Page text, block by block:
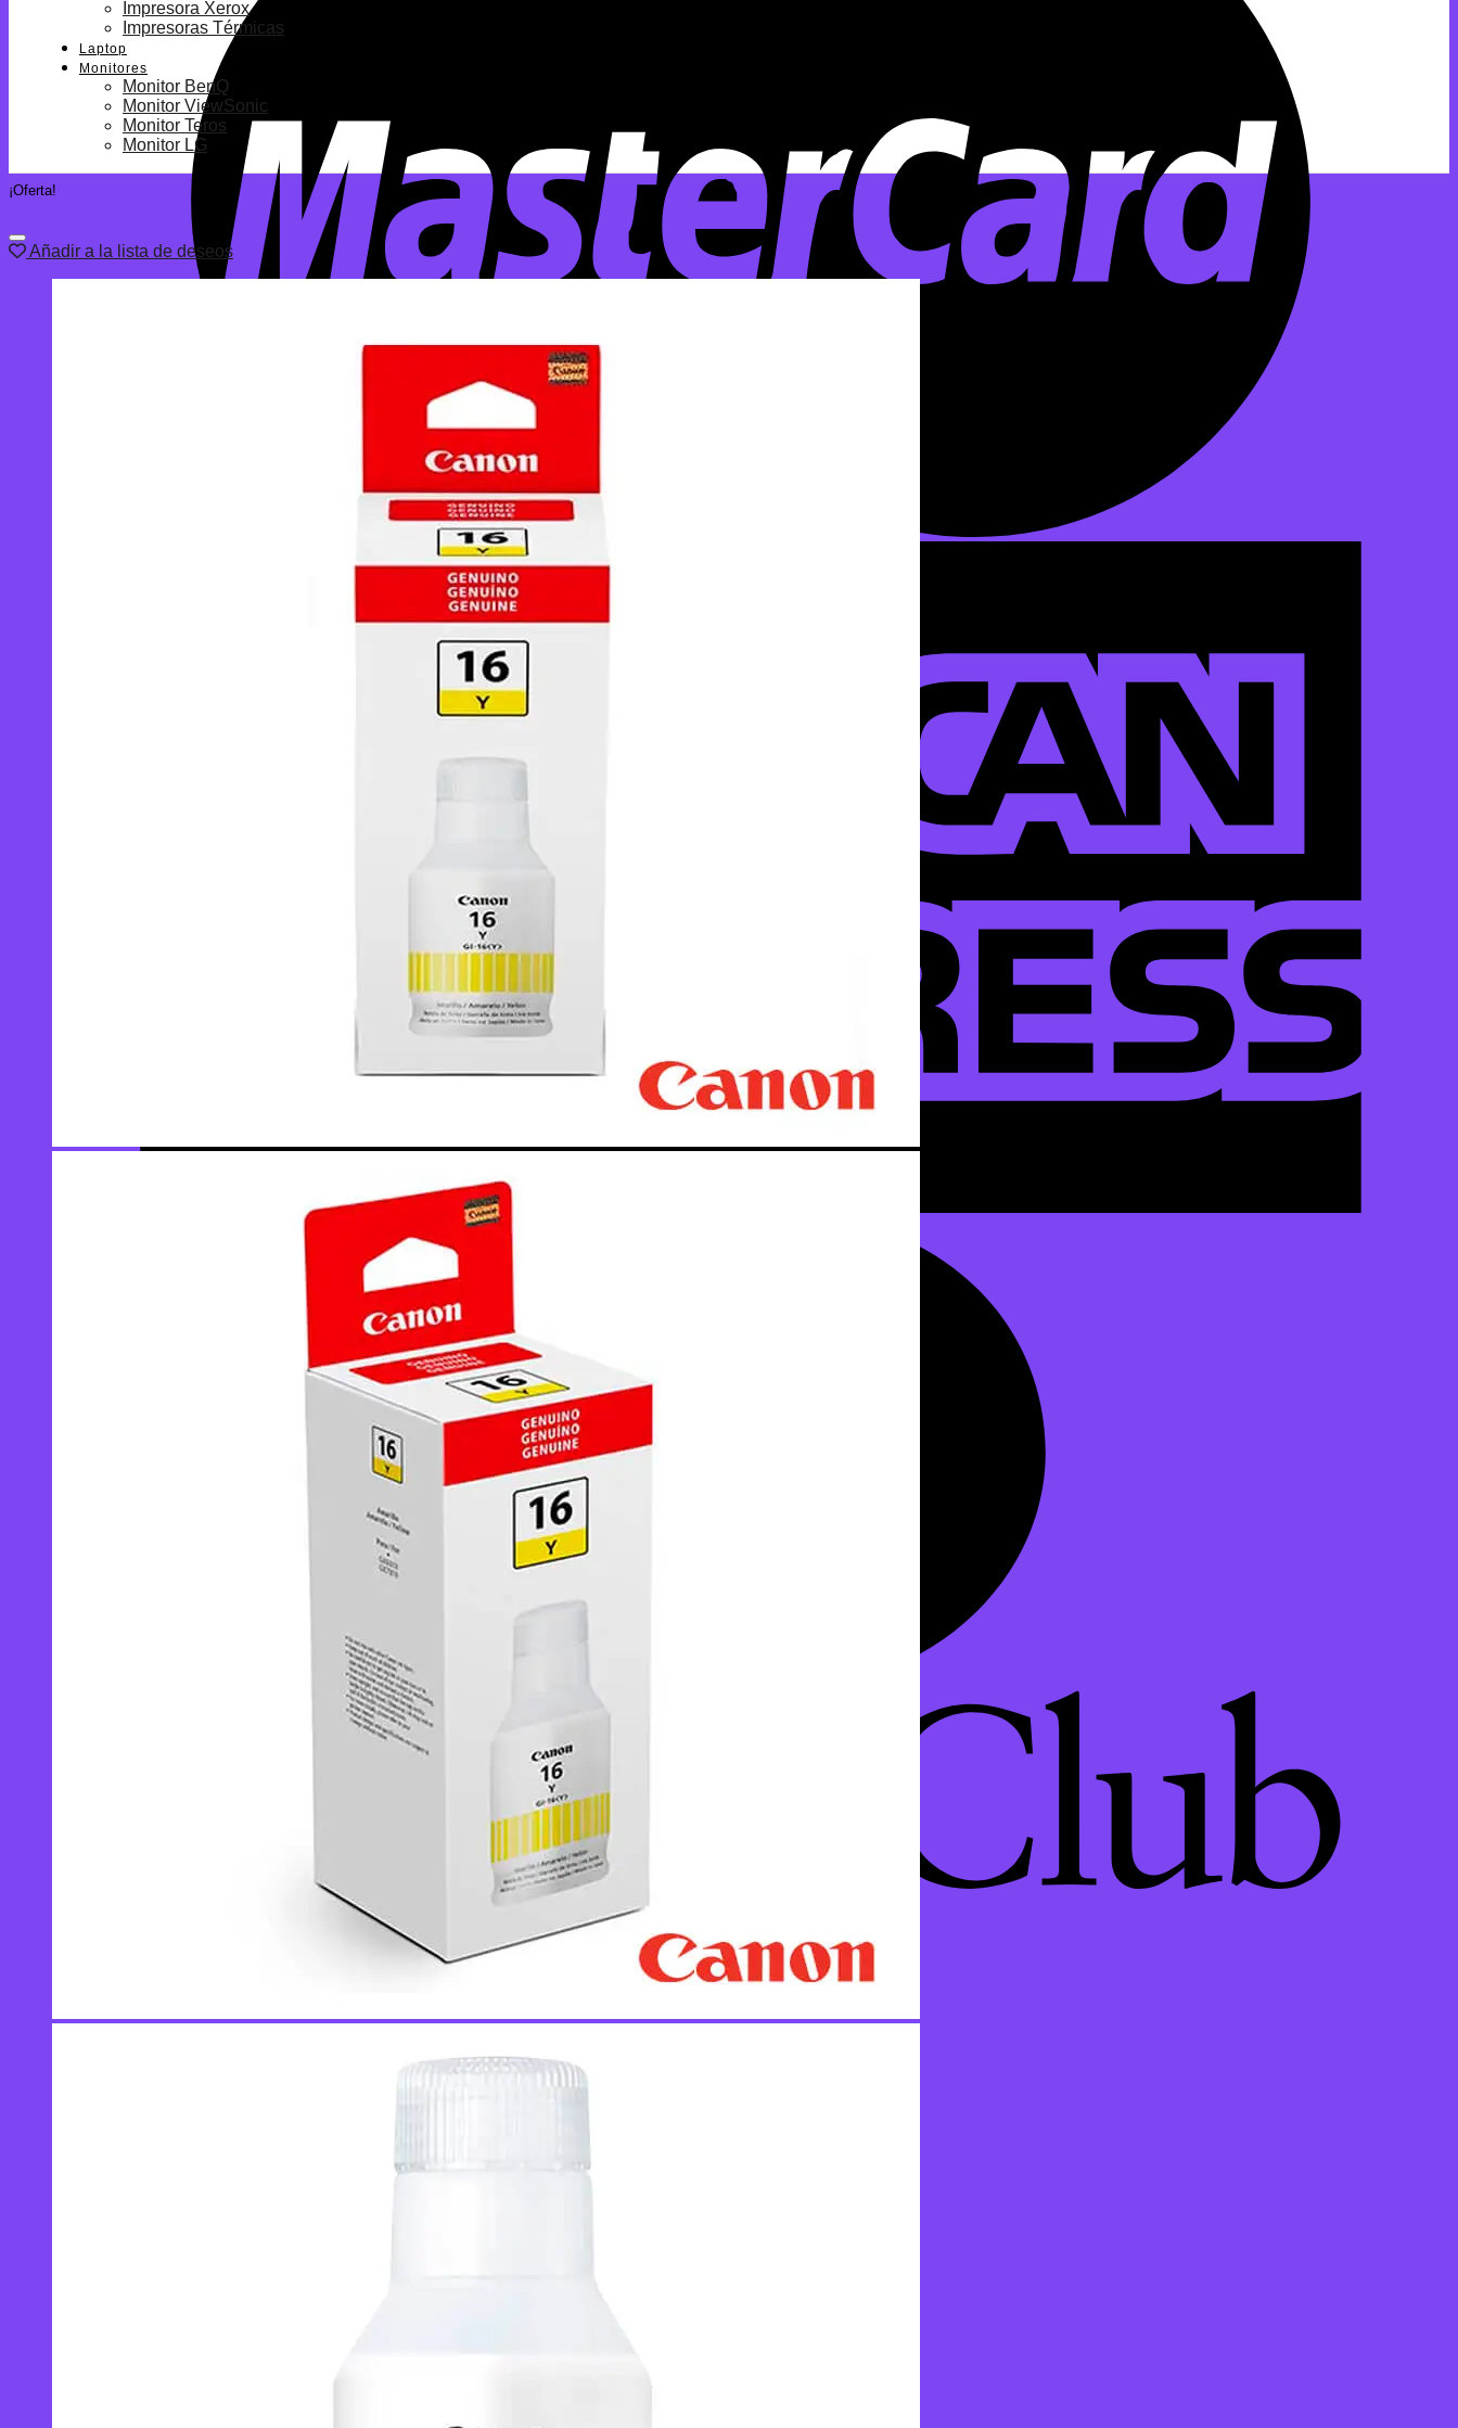
Impresora Xerox
Impresoras Térmicas
Laptop
Monitores
Monitor BenQ
Monitor ViewSonic
Monitor Teros
Monitor LG
¡Oferta!
Añadir a la lista de deseos